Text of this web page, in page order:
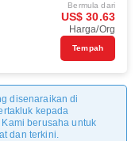
Bermula dari
US$ 30.63
Harga/Org
Tempah
disenaraikan di
kepada
berusaha untuk
dan terkini.